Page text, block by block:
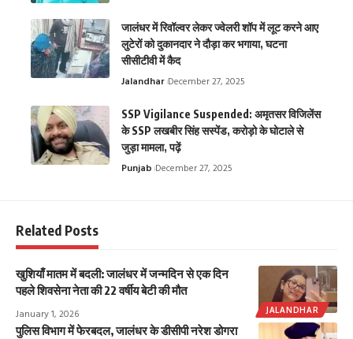
जालंधर में रिवॉल्वर लेकर ज्वेलरी शॉप में लूट करने आए
लुटेरों को दुकानदार ने दौड़ा कर भगाया, घटना
सीसीटीवी में कैद
Jalandhar December 27, 2025
SSP Vigilance Suspended: अमृतसर विजिलेंस
के SSP लखबीर सिंह सस्पेंड, करोड़ो के घोटाले से
जुड़ा मामला, पढ़ें
Punjab December 27, 2025
Related Posts
JALANDHAR
खुशियाँ मातम में बदली: जालंधर में जन्मदिन से एक दिन
पहले शिवसेना नेता की 22 वर्षीय बेटी की मौत
January 1, 2026
पुलिस विभाग में फेरबदल, जालंधर के डीसीपी नरेश डोगरा